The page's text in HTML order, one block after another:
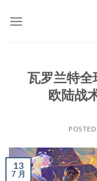
瓦罗兰特全
欧陆战
13
7 月